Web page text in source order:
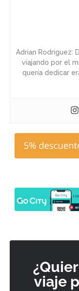
Adrian Rodriguez:
viajando por el
quería dedicar
viaje